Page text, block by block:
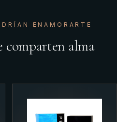
ENAMORARTE
comparten alma